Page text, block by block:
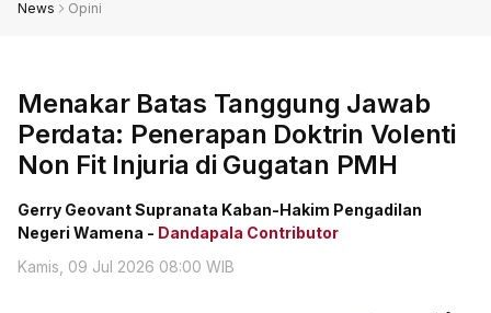
News Opini
Menakar Batas Tanggung Jawab
Perdata: Penerapan Doktrin Volenti
Non Fit Injuria di Gugatan PMH
Gerry Geovant Supranata Kaban-Hakim Pengadilan
Negeri Wamena - Dandapala Contributor
Kamis, 09 Jul 2026 08:00 WIB